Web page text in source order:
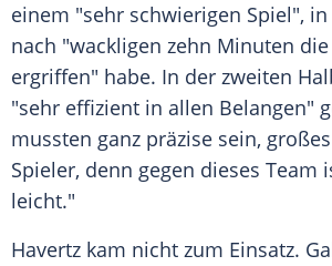
einem "sehr schwierigen Spiel",
nach "wackligen zehn Minuten
ergriffen" habe. In der zweiten
"sehr effizient in allen Belangen"
mussten ganz präzise sein,
Spieler, denn gegen dieses Team
leicht."
Havertz kam nicht zum Einsatz.